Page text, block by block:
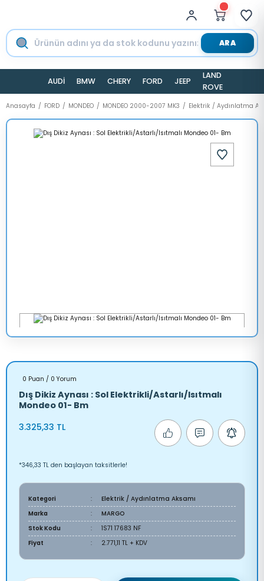
ARA
AUDİ BMW CHERY FORD JEEP
LAND
ROVER
Anasayfa FORD MONDEO MONDEO 2000-2007 MK3 Elektrik / Aydınlatma
0 Puan / 0 Yorum
Dış Dikiz Aynası : Sol Elektrikli/Astarlı/Isıtmalı
Mondeo 01- Bm
3.325,33 TL
*346,33 TL den başlayan taksitlerle!
Kategori
Elektrik / Aydınlatma Aksamı
Marka
MARGO
Stok Kodu
1S71 17683 NF
Fiyat
2.771,11 TL + KDV